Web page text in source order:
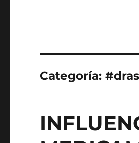
Categoría: